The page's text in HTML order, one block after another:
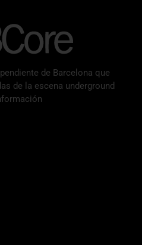
de Barcelona que
de la escena underground